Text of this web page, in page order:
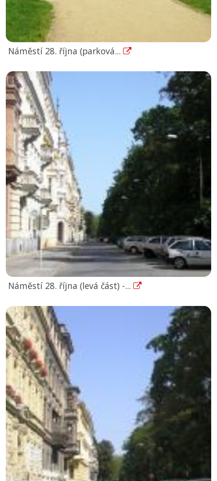
Náměstí 28. října (parková...
Náměstí 28. října (levá část) -...